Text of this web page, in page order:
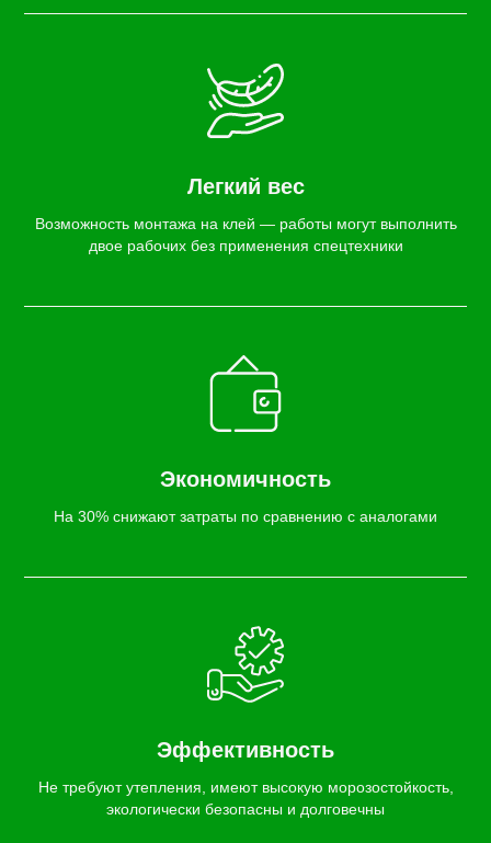
Легкий вес
Возможность монтажа на клей — работы могут выполнить
двое рабочих без применения спецтехники
Экономичность
На 30% снижают затраты по сравнению с аналогами
Эффективность
Не требуют утепления, имеют высокую морозостойкость,
экологически безопасны и долговечны